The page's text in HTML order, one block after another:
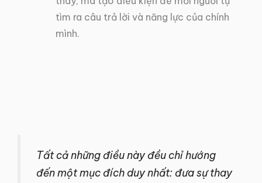
tìm ra câu trả lời và năng lực của chính
mình.
Tất cả những điều này đều chỉ hướng
đến một mục đích duy nhất: đưa sự thay